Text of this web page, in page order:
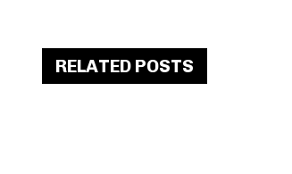
RELATED POSTS